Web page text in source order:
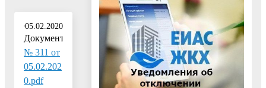
05.02.2020
Документ:
№ 311 от
05.02.202
0.pdf